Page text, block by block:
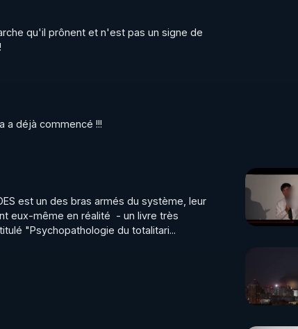
cas de l'Unadfi
unadfi-caplc-2011.pdf
qu'il prônent et n'est pas un signe de
a déjà commencé !!!
est un des bras armés du système, leur
eux-même en réalité  - un livre très
"Psychopathologie du totalitari...